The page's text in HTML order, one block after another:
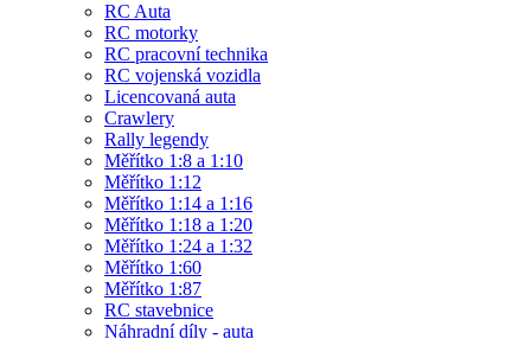
RC Auta
RC motorky
RC pracovní technika
RC vojenská vozidla
Licencovaná auta
Crawlery
Rally legendy
Měřítko 1:8 a 1:10
Měřítko 1:12
Měřítko 1:14 a 1:16
Měřítko 1:18 a 1:20
Měřítko 1:24 a 1:32
Měřítko 1:60
Měřítko 1:87
RC stavebnice
Náhradní díly - auta